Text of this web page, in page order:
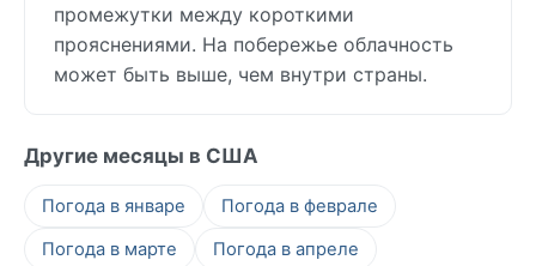
промежутки между короткими
прояснениями. На побережье облачность
может быть выше, чем внутри страны.
Другие месяцы в США
Погода в январе
Погода в феврале
Погода в марте
Погода в апреле